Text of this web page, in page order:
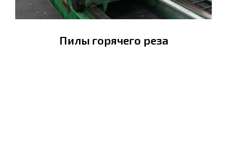
Пилы горячего реза